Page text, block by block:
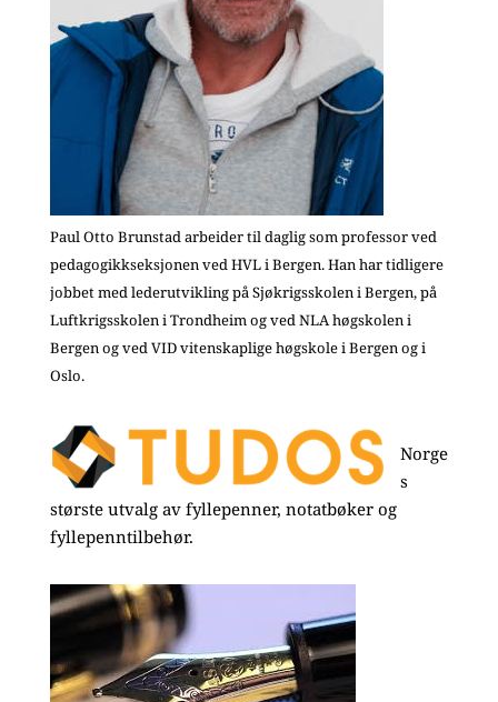
Paul Otto Brunstad arbeider til daglig som professor ved
pedagogikkseksjonen ved HVL i Bergen. Han har tidligere
jobbet med lederutvikling på Sjøkrigsskolen i Bergen, på
Luftkrigsskolen i Trondheim og ved NLA høgskolen i
Bergen og ved VID vitenskaplige høgskole i Bergen og i
Oslo.
Norge
s
største utvalg av fyllepenner, notatbøker og
fyllepenntilbehør.